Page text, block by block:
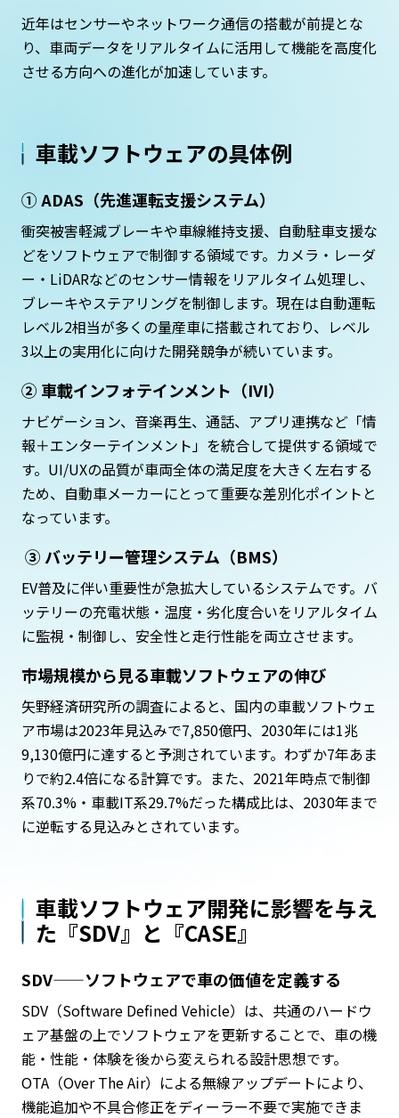
近年はセンサーやネットワーク通信の搭載が前提とな
り、車両データをリアルタイムに活用して機能を高度化
させる方向への進化が加速しています。
車載ソフトウェアの具体例
① ADAS（先進運転支援システム）
衝突被害軽減ブレーキや車線維持支援、自動駐車支援な
どをソフトウェアで制御する領域です。カメラ・レーダ
ー・LiDARなどのセンサー情報をリアルタイム処理し、
ブレーキやステアリングを制御します。現在は自動運転
レベル2相当が多くの量産車に搭載されており、レベル
3以上の実用化に向けた開発競争が続いています。
② 車載インフォテインメント（IVI）
ナビゲーション、音楽再生、通話、アプリ連携など「情
報＋エンターテインメント」を統合して提供する領域で
す。UI/UXの品質が車両全体の満足度を大きく左右する
ため、自動車メーカーにとって重要な差別化ポイントと
なっています。
③ バッテリー管理システム（BMS）
EV普及に伴い重要性が急拡大しているシステムです。バ
ッテリーの充電状態・温度・劣化度合いをリアルタイム
に監視・制御し、安全性と走行性能を両立させます。
市場規模から見る車載ソフトウェアの伸び
矢野経済研究所の調査によると、国内の車載ソフトウェ
ア市場は2023年見込みで7,850億円、2030年には1兆
9,130億円に達すると予測されています。わずか7年あま
りで約2.4倍になる計算です。また、2021年時点で制御
系70.3%・車載IT系29.7%だった構成比は、2030年まで
に逆転する見込みとされています。
車載ソフトウェア開発に影響を与え
た『SDV』と『CASE』
SDV——ソフトウェアで車の価値を定義する
SDV（Software Defined Vehicle）は、共通のハードウ
ェア基盤の上でソフトウェアを更新することで、車の機
能・性能・体験を後から変えられる設計思想です。
OTA（Over The Air）による無線アップデートにより、
機能追加や不具合修正をディーラー不要で実施できま